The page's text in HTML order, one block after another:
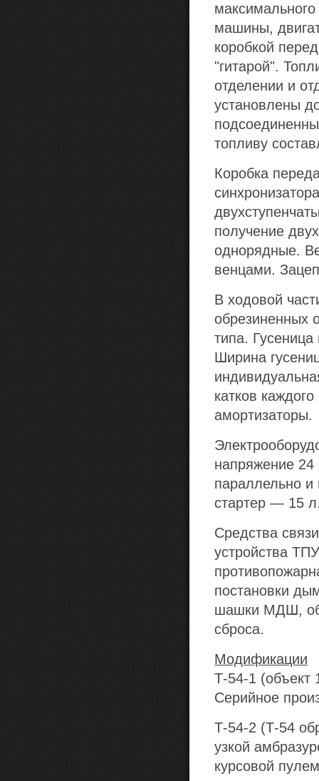
машины,
коробкой
"гитарой".
отделении и
установлены
топливу
Коробка
получение
однорядные.
венцами.
В ходовой
обрезиненных
типа.
Ширина
катков
амортизаторы.
напряжение 24
параллельно и
стартер — 15
Средства
устройства
постановки
шашки МДШ,
сброса.
Модификации
Т-54-1 (объект
Серийное
Т-54-2 (Т-54
узкой
курсовой